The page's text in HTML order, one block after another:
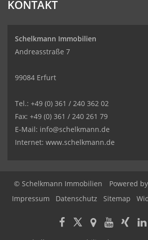
KONTAKT
Schelkmann Immobilien
Andreasstraße 7
99084 Erfurt
Tel.: +49 (0) 361 / 240 362 02
Fax: +49 (0) 361 / 240 261 79
E-Mail: info@schelkmann.de
Internet: www.schelkmann.de
© Schelkmann Immobilien Powered by
Impressum
Datenschutz Sitemap